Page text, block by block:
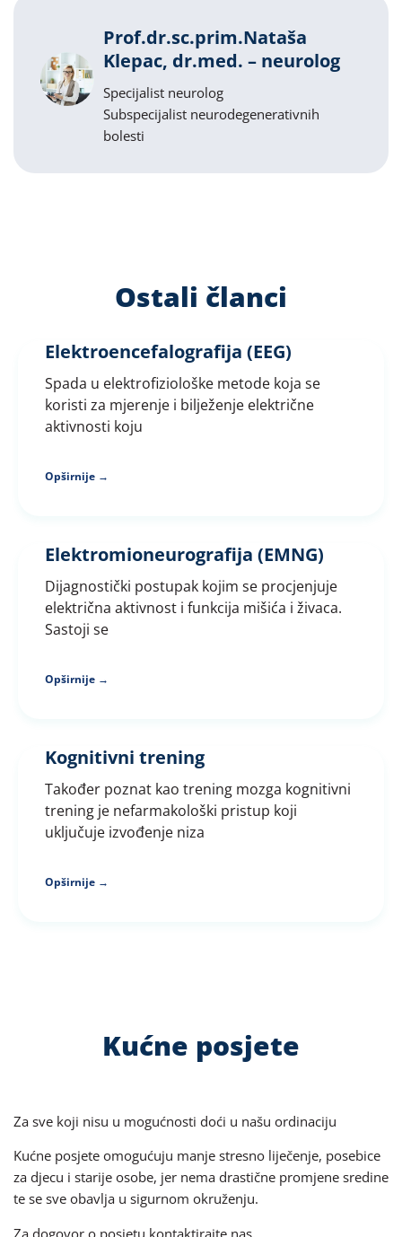
Prof.dr.sc.prim.Nataša
Klepac, dr.med. – neurolog
Specijalist neurolog
Subspecijalist neurodegenerativnih
bolesti
Ostali članci
Elektroencefalografija (EEG)
Spada u elektrofiziološke metode koja se
koristi za mjerenje i bilježenje električne
aktivnosti koju
Opširnije →
Elektromioneurografija (EMNG)
Dijagnostički postupak kojim se procjenjuje
električna aktivnost i funkcija mišića i živaca.
Sastoji se
Opširnije →
Kognitivni trening
Također poznat kao trening mozga kognitivni
trening je nefarmakološki pristup koji
uključuje izvođenje niza
Opširnije →
Kućne posjete
Za sve koji nisu u mogućnosti doći u našu ordinaciju
Kućne posjete omogućuju manje stresno liječenje, posebice
za djecu i starije osobe, jer nema drastične promjene sredine
te se sve obavlja u sigurnom okruženju.
Za dogovor o posjetu kontaktirajte nas.